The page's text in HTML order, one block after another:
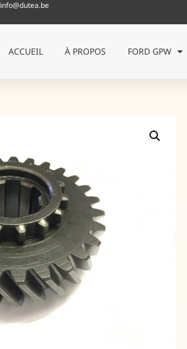
info@dutea.be
ACCUEIL À PROPOS FORD GPW